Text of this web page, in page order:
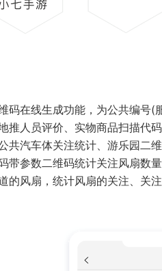
码在线生成功能，为公共编号
推人员评价、实物商品扫描代
共汽车体关注统计、游乐园二
带参数二维码统计关注风扇数
的风扇，统计风扇的关注、关